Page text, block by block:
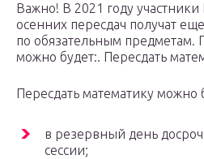
Важно! В 2021 году
осенних пересдач получат
по обязательным предметам.
можно будет:. Пересдать
Пересдать математику можно
в резервный день
сессии;